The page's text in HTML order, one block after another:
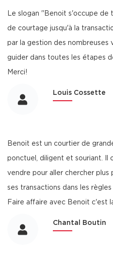
Le slogan ''Benoit s'occupe de
de courtage jusqu'à la
par la gestion des nombreuses
guider dans toutes les étapes
Merci!
Louis Cossette
Benoit est un courtier de
ponctuel, diligent et souriant. Il
vendre pour aller chercher
ses transactions dans les
Faire affaire avec Benoit c'est
Chantal Boutin